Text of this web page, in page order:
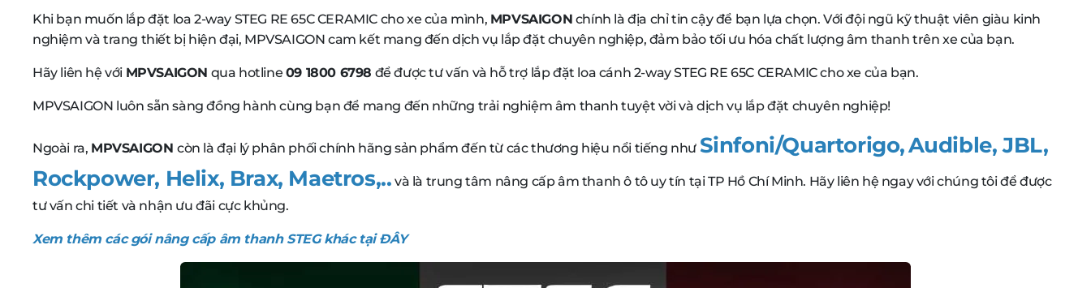
Khi bạn muốn lắp đặt loa 2-way STEG RE 65C CERAMIC cho xe của mình, MPVSAIGON chính là địa chỉ tin cậy để bạn lựa chọn. Với đội ngũ kỹ thuật viên giàu kinh
nghiệm và trang thiết bị hiện đại, MPVSAIGON cam kết mang đến dịch vụ lắp đặt chuyên nghiệp, đảm bảo tối ưu hóa chất lượng âm thanh trên xe của bạn.
Hãy liên hệ với MPVSAIGON qua hotline 09 1800 6798 để được tư vấn và hỗ trợ lắp đặt loa cánh 2-way STEG RE 65C CERAMIC cho xe của bạn.
MPVSAIGON luôn sẵn sàng đồng hành cùng bạn để mang đến những trải nghiệm âm thanh tuyệt vời và dịch vụ lắp đặt chuyên nghiệp!
Ngoài ra, MPVSAIGON còn là đại lý phân phối chính hãng sản phẩm đến từ các thương hiệu nổi tiếng như Sinfoni/Quartorigo,Audible,JBL,
Rockpower, Helix, Brax, Maetros,.. và là trung tâm nâng cấp âm thanh ô tô uy tín tại TP Hồ Chí Minh. Hãy liên hệ ngay với chúng tôi để được
tư vấn chi tiết và nhận ưu đãi cực khủng.
Xem thêm các gói nâng cấp âm thanh STEG khác tại ĐÂY